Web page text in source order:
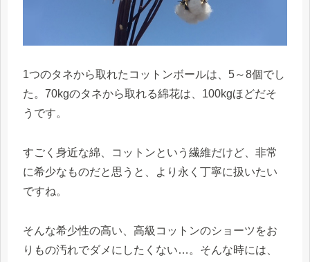
1つのタネから取れたコットンボールは、5～8個でし
た。70kgのタネから取れる綿花は、100kgほどだそ
うです。
すごく身近な綿、コットンという繊維だけど、非常
に希少なものだと思うと、より永く丁寧に扱いたい
ですね。
そんな希少性の高い、高級コットンのショーツをお
りもの汚れでダメにしたくない…。そんな時には、